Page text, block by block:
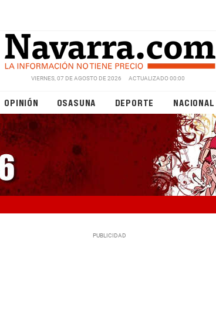
VIERNES, 07 DE AGOSTO DE 2026 ACTUALIZADO 00:00
OPINIÓN OSASUNA DEPORTE NACIONAL